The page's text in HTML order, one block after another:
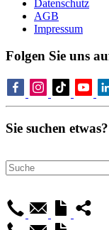
Datenschutz
AGB
Impressum
Folgen Sie uns
Sie suchen etwas?